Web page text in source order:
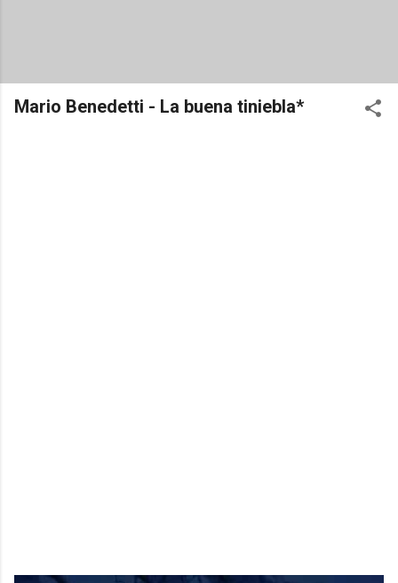
Mario Benedetti - La buena tiniebla*